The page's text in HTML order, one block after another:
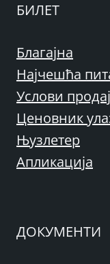
БИЛЕТ
Благајна
Најчешћа
Услови
Ценовник
Њузлетер
Апликација
ДОКУМЕНТИ